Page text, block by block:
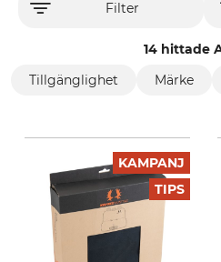
Filter
14 hittade
Tillgänglighet Märke
KAMPANJ
TIPS